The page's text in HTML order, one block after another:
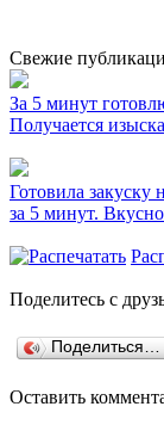
Свежие
За 5 минут
Получается
Готовила закуску
за 5 минут.
Поделитесь с
Поделиться…
Оставить